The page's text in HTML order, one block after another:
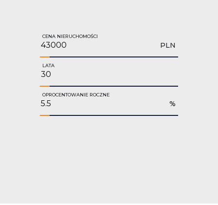
CENA NIERUCHOMOŚCI
PLN
LATA
OPROCENTOWANIE ROCZNE
%